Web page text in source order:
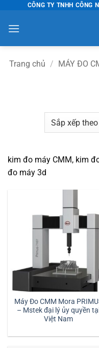
nội
dung
CÔNG TY TNHH CÔNG
Trang chủ / MÁY ĐO
kim đo máy CMM, kim
đo máy 3d
Máy Đo CMM Mora
– Mstek đại lý ủy quyền
Việt Nam